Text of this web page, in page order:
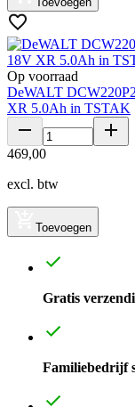
Op voorraad
DeWALT
XR 5.0Ah in TSTAK
469,00
excl. btw
Toevoegen
Gratis
Familiebedrijf